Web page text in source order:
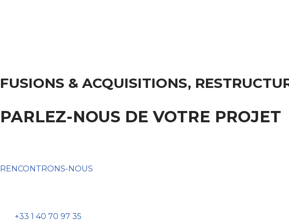
FUSIONS & ACQUISITIONS,
PARLEZ-NOUS DE VOTRE PROJET
RENCONTRONS-NOUS
+33 1 40 70 97 35